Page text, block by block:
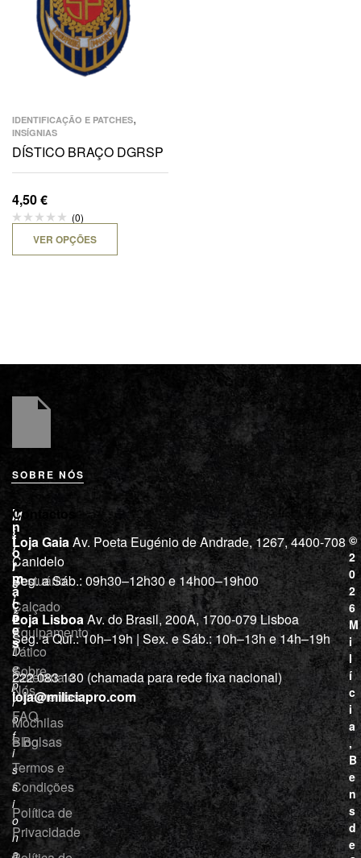
IDENTIFICAÇÃO E PATCHES,
INSÍGNIAS
DÍSTICO BRAÇO DGRSP
4,50€
(0)
VER OPÇÕES
SOBRE NÓS
M
i
l
í
c
i
a
“
D
e
p
r
o
f
i
s
s
i
o
n
a
L
o
j
a
Vestuário
Calçado
Equipamento
Tático
Cutelaria e
ferramentas
Mochilas
e Bolsas
I
n
f
o
r
m
a
ç
õ
e
s
Sobre
Nós
FAQ
Blog
Termos e
Condições
Política de
Privacidade
Contactos
Loja GaiaAv. Poeta Eugénio de Andrade, 1267, 4400-708
Canidelo
Seg. a Sáb.: 09h30–12h30 e 14h00–19h00
Loja LisboaAv. do Brasil, 200A, 1700-079 Lisboa
Seg. a Qui.: 10h–19h | Sex. e Sáb.: 10h–13h e 14h–19h
222 083 130 (chamada para rede fixa nacional)
loja@miliciapro.com
©
2
0
2
6
M
i
l
í
c
i
a
,
B
e
n
s
d
e